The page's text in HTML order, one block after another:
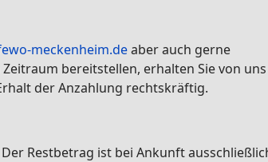
meckenheim.deaber auch gerne
bereitstellen, erhalten Sie von
der Anzahlung rechtskräftig.
Restbetrag ist bei Ankunft